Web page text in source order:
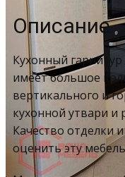
Описание
Кухонный
имеет большое
вертикального и
кухонной утвари и
Качество отделки
оценить эту